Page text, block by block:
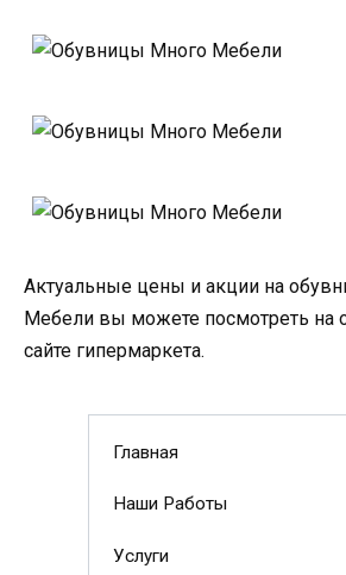
Актуальные цены и акции на
Мебели вы можете посмотреть на
сайте гипермаркета.
Главная
Наши Работы
Услуги